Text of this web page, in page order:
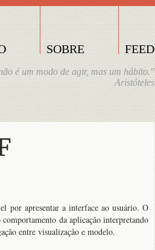
FEED
SOBRE
é um modo de agir, mas um hábito."
Aristóteles
por apresentar a interface ao usuário. O
da aplicação interpretando
entre visualização e modelo.